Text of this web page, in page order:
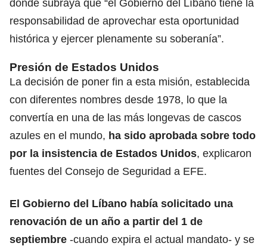
donde subraya que “el Gobierno del Líbano tiene la
responsabilidad de aprovechar esta oportunidad
histórica y ejercer plenamente su soberanía”.
Presión de Estados Unidos
La decisión de poner fin a esta misión, establecida
con diferentes nombres desde 1978, lo que la
convertía en una de las más longevas de cascos
azules en el mundo, ha sido aprobada sobre todo
por la insistencia de Estados Unidos, explicaron
fuentes del Consejo de Seguridad a EFE.
El Gobierno del Líbano había solicitado una
renovación de un año a partir del 1 de
septiembre -cuando expira el actual mandato- y se